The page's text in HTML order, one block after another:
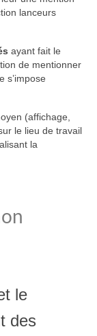
lanceurs
ayant fait le
de mentionner
s’impose
(affichage,
le lieu de travail
la
le
des